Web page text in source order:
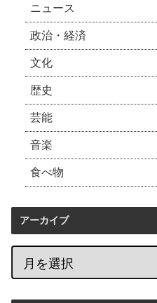
ニュース
政治・経済
文化
歴史
芸能
音楽
食べ物
アーカイブ